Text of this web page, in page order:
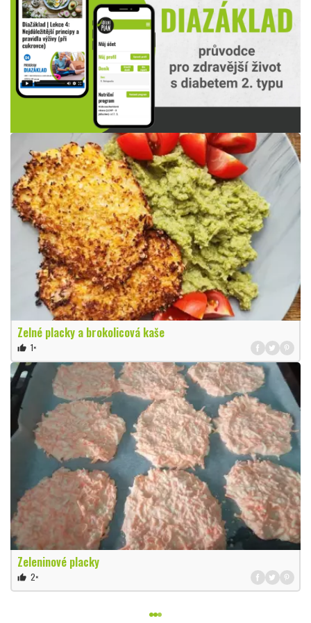
Zelné placky a brokolicová kaše
thumb_up 1×
Zeleninové placky
thumb_up 2×